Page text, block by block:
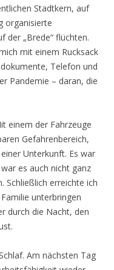
Stadtkern, auf
organisierte
der „Brede“ flüchten.
mit einem Rucksack
Telefon und
Pandemie – daran, die
einem der Fahrzeuge
Gefahrenbereich,
Unterkunft. Es war
es auch nicht ganz
Schließlich erreichte ich
unterbringen
durch die Nacht, den
Am nächsten Tag